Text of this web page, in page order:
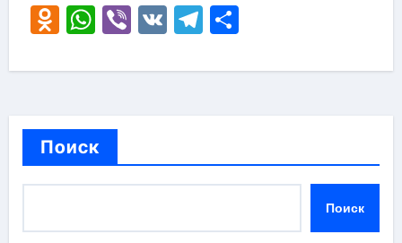
Odnoklassniki
WhatsApp
Viber
VKTelegram
Отправить
Поиск
Поиск